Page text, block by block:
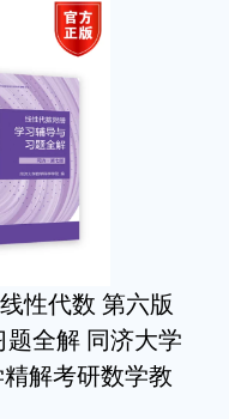
性代数 第六版
全解 同济大学
解考研数学教